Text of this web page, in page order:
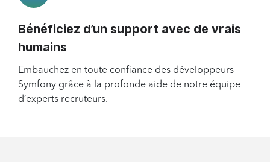
Bénéficiez d’un support avec de vrais
humains
Embauchez en toute confiance des développeurs
Symfony grâce à la profonde aide de notre équipe
d’experts recruteurs.